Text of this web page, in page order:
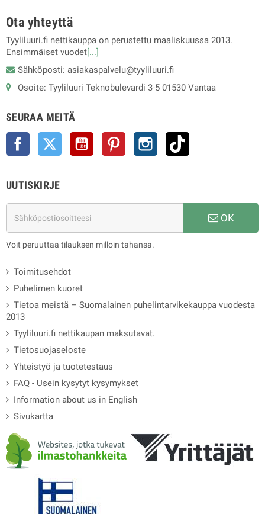
Ota yhteyttä
Tyyliluuri.fi nettikauppa on perustettu maaliskuussa 2013.
Ensimmäiset vuodet [...]
Sähköposti: asiakaspalvelu@tyyliluuri.fi
Osoite: Tyyliluuri Teknobulevardi 3-5 01530 Vantaa
SEURAA MEITÄ
Facebook Twitter YouTube Pinterest Instagram
UUTISKIRJE
OK
Voit peruuttaa tilauksen milloin tahansa.
Toimitusehdot
Puhelimen kuoret
Tietoa meistä – Suomalainen puhelintarvikekauppa vuodesta
2013
Tyyliluuri.fi nettikaupan maksutavat.
Tietosuojaseloste
Yhteistyö ja tuotetestaus
FAQ - Usein kysytyt kysymykset
Information about us in English
Sivukartta